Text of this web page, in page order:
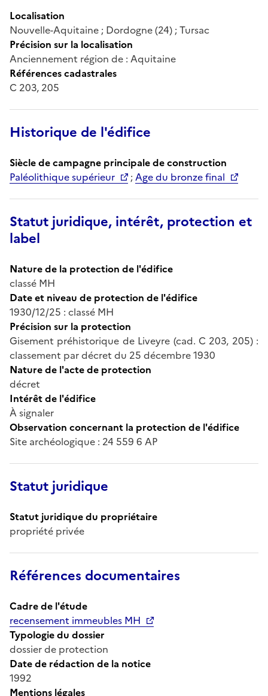
Localisation
Nouvelle-Aquitaine ; Dordogne (24) ; Tursac
Précision sur la localisation
Anciennement région de : Aquitaine
Références cadastrales
C 203, 205
Historique de l'édifice
Siècle de campagne principale de construction
Paléolithique supérieur
;Age du bronze final
Statut juridique, intérêt, protection et
label
Nature de la protection de l'édifice
classé MH
Date et niveau de protection de l'édifice
1930/12/25 : classé MH
Précision sur la protection
Gisement préhistorique de Liveyre (cad. C 203, 205) :
classement par décret du 25 décembre 1930
Nature de l'acte de protection
décret
Intérêt de l'édifice
À signaler
Observation concernant la protection de l'édifice
Site archéologique : 24 559 6 AP
Statut juridique
Statut juridique du propriétaire
propriété privée
Références documentaires
Cadre de l'étude
recensement immeubles MH
Typologie du dossier
dossier de protection
Date de rédaction de la notice
1992
Mentions légales